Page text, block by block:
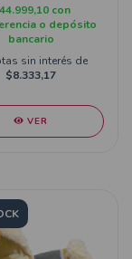
con
o depósito
bancario
sin interés de
$8.333,17
VER